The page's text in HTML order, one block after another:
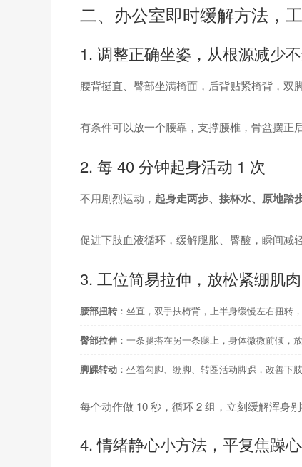
二、办公室即时缓解方法，
1. 调整正确坐姿，从根源减少
腰背挺直、臀部坐满椅面，后背贴紧椅背，双
有条件可以放一个腰靠，支撑腰椎，骨盆摆正
2. 每 40 分钟起身活动 1 次
不用剧烈运动， 起身走两步、接杯水、原地踏
促进下肢血液循环，缓解腿胀、臀酸，瞬间减
3. 工位简易拉伸，放松紧绷肌肉
腰部扭转 ：坐直，双手扶椅背，上半身缓慢左右扭转
臀部拉伸 ：一条腿搭在另一条腿上，身体微微前倾，
脚踝转动 ：坐着勾脚、绷脚、转圈活动脚踝，改善下肢
每个动作做 10 秒，循环 2 组，立刻缓解浑身别
4. 情绪静心小方法，平复焦躁